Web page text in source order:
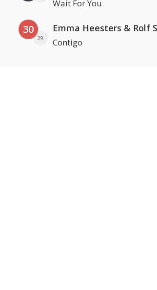
Wait For You
30
29
Emma Heesters & Rolf
Contigo